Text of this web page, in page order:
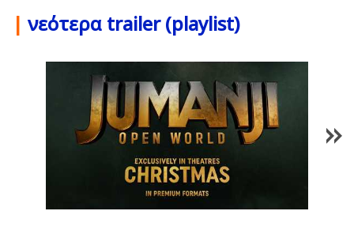
| νεότερα trailer (playlist)
1/85